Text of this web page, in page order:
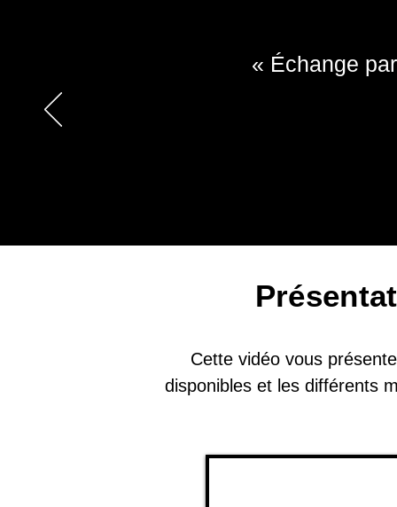
« Échange
Cette vidéo vous
disponibles et les différents